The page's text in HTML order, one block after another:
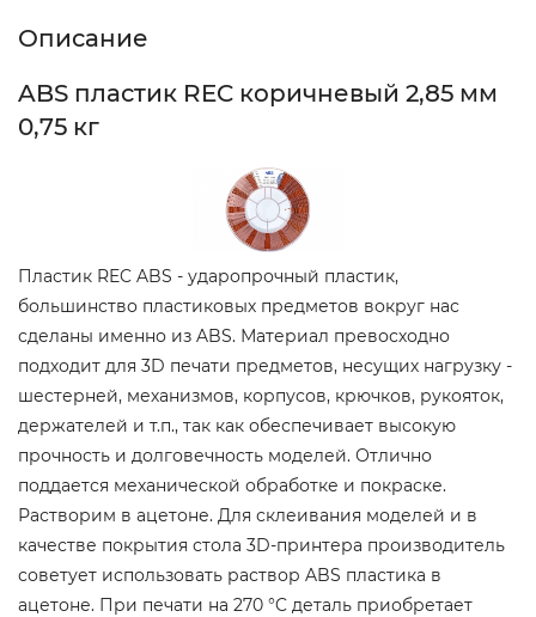
Описание
ABS пластик REC коричневый 2,85 мм
0,75 кг
Пластик REC ABS - ударопрочный пластик,
большинство пластиковых предметов вокруг нас
сделаны именно из ABS. Материал превосходно
подходит для 3D печати предметов, несущих нагрузку -
шестерней, механизмов, корпусов, крючков, рукояток,
держателей и т.п., так как обеспечивает высокую
прочность и долговечность моделей. Отлично
поддается механической обработке и покраске.
Растворим в ацетоне. Для склеивания моделей и в
качестве покрытия стола 3D-принтера производитель
советует использовать раствор ABS пластика в
ацетоне. При печати на 270 °C деталь приобретает